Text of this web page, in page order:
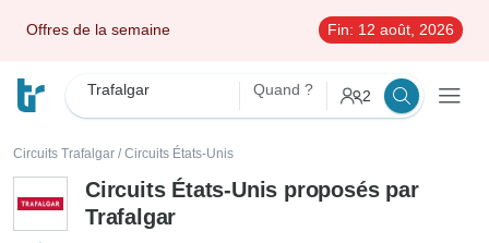
Offres de la semaine Fin: 12 août, 2026
Trafalgar Quand ? 2
Circuits Trafalgar / Circuits États-Unis
Circuits États-Unis proposés par
Trafalgar